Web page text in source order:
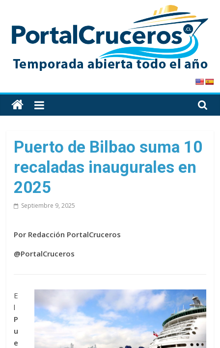
content
PortalCruceros
Toda
la
de
cruceros
en
un
solo
Puerto de Bilbao suma 10
recaladas inaugurales en
2025
Septiembre 9, 2025
Por Redacción PortalCruceros
@PortalCruceros
E
l
P
u
e